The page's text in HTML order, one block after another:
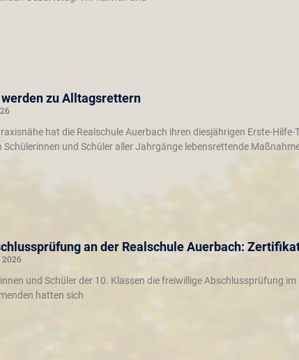
zu Alltagsrettern
hat die Realschule Auerbach ihren diesjährigen Erste-
und Schüler aller Jahrgänge lebensrettende
an der Realschule Auerbach:
2026
und Schüler der 10. Klassen die freiwillige Abschlussprüfung
hatten sich